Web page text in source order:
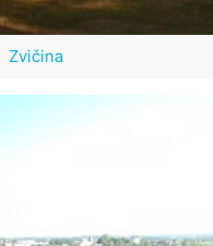
Zvičina